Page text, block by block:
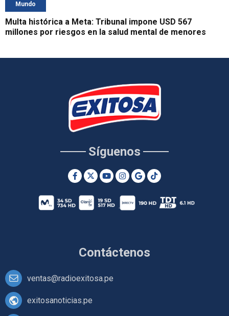
Mundo
Multa histórica a Meta: Tribunal impone USD 567
millones por riesgos en la salud mental de menores
Contáctenos
ventas@radioexitosa.pe
exitosanoticias.pe
Síguenos